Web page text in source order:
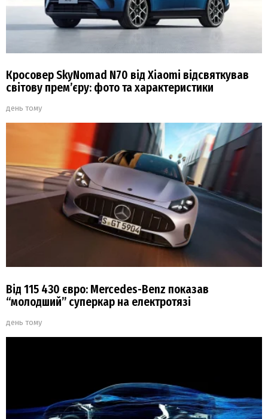
Кросовер SkyNomad N70 від Xiaomi відсвяткував
світову прем’єру: фото та характеристики
день тому
Від 115 430 євро: Mercedes-Benz показав
“молодший” суперкар на електротязі
день тому